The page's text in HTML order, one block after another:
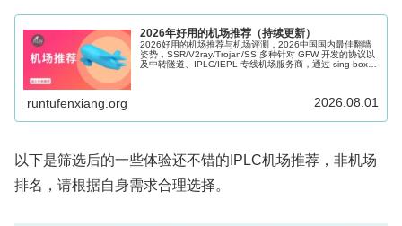
2026年好用的机场推荐（持续更新）
2026好用的机场推荐与机场评测，2026中国国内最佳翻墙
姿势，SSR/V2ray/Trojan/SS 多种针对 GFW 开发的协议以
及中转隧道、IPLC/IEPL 专线机场服务商，通过 sing-box、
runtufenxiang.org 2026.08.01
以下是筛选后的一些体验还不错的IPLC机场推荐，非机场
排名，请根据自身需求合理选择。